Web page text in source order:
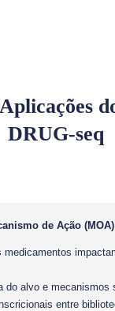
DRUG-seq
de Ação
medicamentos
do alvo e mecanismos
entre